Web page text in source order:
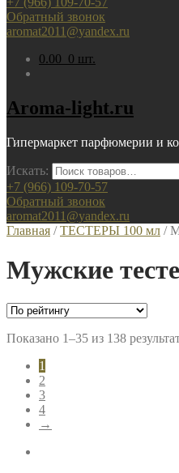
Обратный звонок
aromat2011@yandex.ru
0.00 0 шт.
Aroma-light.ru
Гипермаркет парфюмерии и
Искать:
+7 (966) 109-70-57
Обратный звонок
aromat2011@yandex.ru
Главная /ТЕСТЕРЫ 100 мл /
Мужские
Показано 1–35 из 138
1
2
3
4
→